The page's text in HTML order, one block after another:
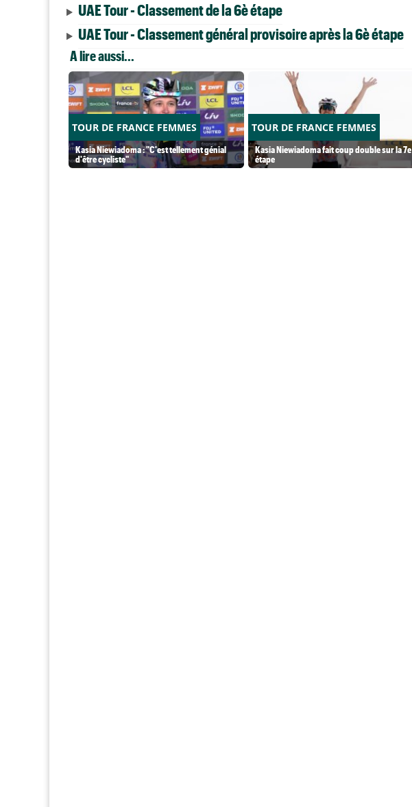
UAE Tour - Classement de la 6è étape
UAE Tour - Classement général provisoire après la 6è étape
A lire aussi...
TOUR DE FRANCE FEMMES
Kasia Niewiadoma : "C'est tellement génial
d'être cycliste"
TOUR DE FRANCE FEMMES
Kasia Niewiadoma fait coup double sur la 7e
étape